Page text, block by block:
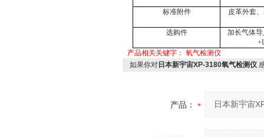
标准附件 皮革外套、
选购件
加长气体
产品相关关键字： 氧气检测仪
如果你对 日本新宇宙XP-3180氧气检测仪
产品：